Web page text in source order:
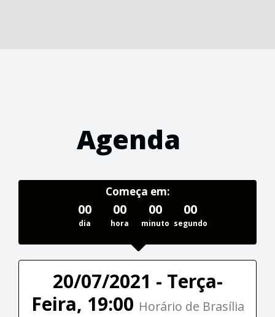
Agenda
Começa em:
00
dia
00
hora
00
minuto
00
segundo
20/07/2021 - Terça-
Feira, 19:00 Horário de Brasília